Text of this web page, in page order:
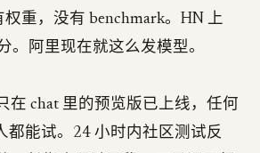
权重，没有 benchmark。HN 上
。阿里现在就这么发模型。
在 chat 里的预览版已上线，任何
都能试。24 小时内社区测试反